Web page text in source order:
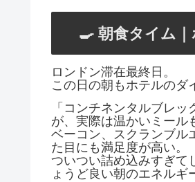
🍳 朝食タイム
ロンドン滞在最終日。
この日の朝もホテルのダ
「コンチネンタルブレ
が、実際は温かいミール
ベーコン、スクランブル
た目にも満足度が高い。
ついつい詰め込みすぎて
ょうど良い朝のエネルギ